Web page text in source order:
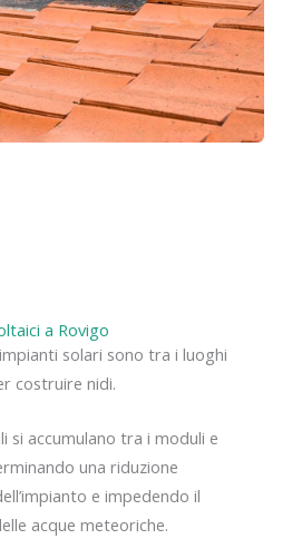
a Rovigo
solari sono tra i luoghi
costruire nidi.
si accumulano tra i moduli e
una riduzione
e impedendo il
acque meteoriche.